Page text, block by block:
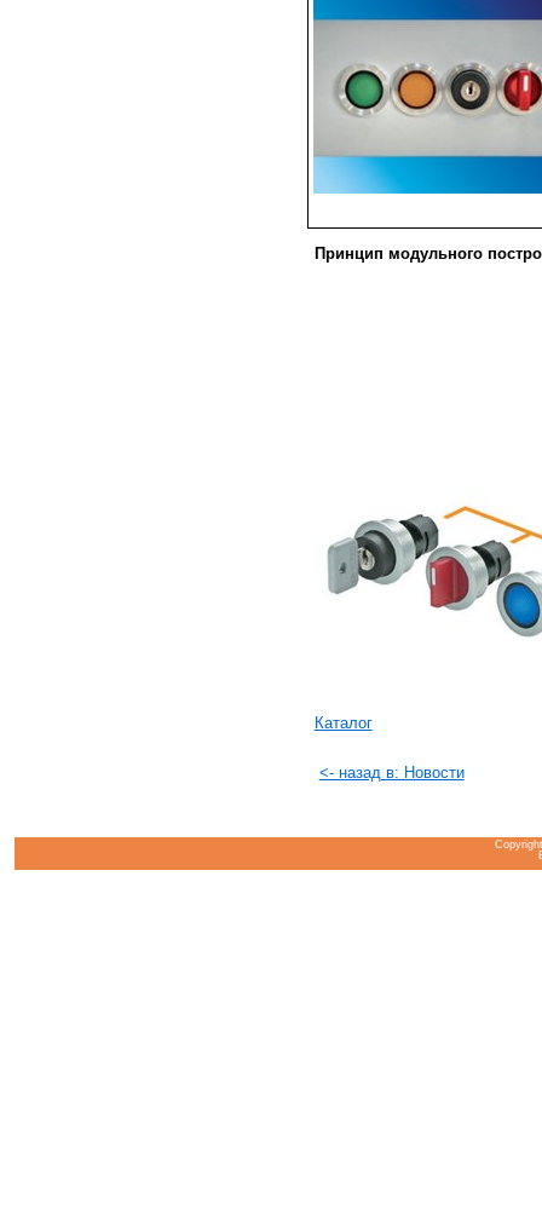
Принцип модульного
Каталог
<- назад в: Новости